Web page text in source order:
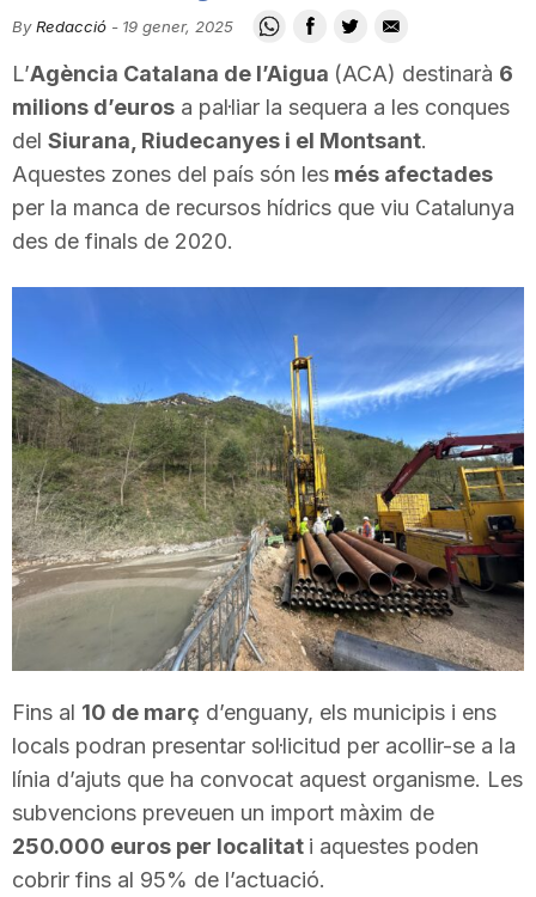
i
u
t
a
d
e
T
r
r
By Redacció - 19 gener, 2025
L’Agència Catalana de l’Aigua (ACA) destinarà 6
milions d’euros a pal·liar la sequera a les conques
del Siurana, Riudecanyes i el Montsant.
Aquestes zones del país són les més afectades
per la manca de recursos hídrics que viu Catalunya
des de finals de 2020.
Fins al 10 de març d’enguany, els municipis i ens
locals podran presentar sol·licitud per acollir-se a la
línia d’ajuts que ha convocat aquest organisme. Les
subvencions preveuen un import màxim de
250.000 euros per localitat i aquestes poden
cobrir fins al 95% de l’actuació.